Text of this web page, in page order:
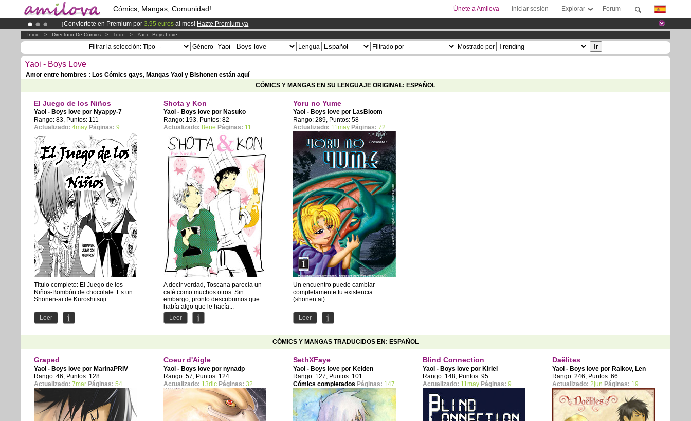
Cómics, Mangas, Comunidad! Forum
Explorar
Iniciar sesión
Únete a Amilova
¡Conviertete en Premium por3.95 euros al mes! Hazte Premium ya
¡Ya tenemos 100000miembrosy 1000Cómics y Mangas!.
¡El Kickstarter Amilova está desormado lanzado!.
Inicio > Directorio De Cómics> Todo > Yaoi - Boys Love
Filtrar la selección: Tipo Género Lengua Filtrado por Mostrado por
Yaoi - Boys Love
Amor entre hombres : Los Cómics gays, Mangas Yaoi y Bishonen están aquí
CÓMICS Y MANGAS EN SU LENGUAJE ORIGINAL: ESPAÑOL
El Juego de los Niños
Yaoi - Boys love por Nyappy-7
Rango: 83, Puntos: 111
Actualizado: 4may Páginas: 9
Titulo completo: El Juego de los
Niños-Bombón de chocolate. Es un
Shonen-ai de Kuroshitsuji.
Hola muy buenas, soy Nyappy soy...
Leer
Shota y Kon
Yaoi - Boys love por Nasuko
Rango: 193, Puntos: 82
Actualizado: 8ene Páginas: 11
A decir verdad, Toscana parecía un
café como muchos otros. Sin
embargo, pronto descubrimos que
había algo que le hacía...
Leer
Yoru no Yume
Yaoi - Boys love por LasBloom
Rango: 289, Puntos: 58
Actualizado: 11may Páginas: 72
Un encuentro puede cambiar
completamente tu existencia
(shonen ai).
Saludos!!
Esperamos que...
Leer
CÓMICS Y MANGAS TRADUCIDOS EN: ESPAÑOL
Graped
Yaoi - Boys love por MarinaPRIV
Rango: 46, Puntos: 128
Actualizado: 7mar Páginas: 54
Coeur d'Aigle
Yaoi - Boys love pornynadp
Rango: 57, Puntos: 124
Actualizado: 13dic Páginas: 32
SethXFaye
Yaoi - Boys love por Keiden
Rango: 127, Puntos: 101
Cómics completados Páginas: 147
Blind Connection
Yaoi - Boys love por Kiriel
Rango: 148, Puntos: 95
Actualizado: 11may Páginas: 9
Daëlites
Yaoi - Boys love por Raikov, Len
Rango: 246, Puntos: 66
Actualizado: 2jun Páginas: 19